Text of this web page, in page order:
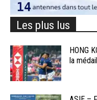
Les plus lus
HONG
la